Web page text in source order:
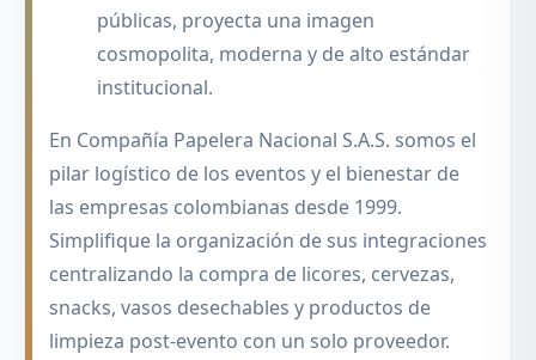
públicas, proyecta una imagen
cosmopolita, moderna y de alto estándar
institucional.
En Compañía Papelera Nacional S.A.S. somos el
pilar logístico de los eventos y el bienestar de
las empresas colombianas desde 1999.
Simplifique la organización de sus integraciones
centralizando la compra de licores, cervezas,
snacks, vasos desechables y productos de
limpieza post-evento con un solo proveedor.